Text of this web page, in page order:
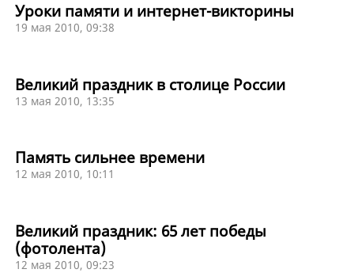
Уроки памяти и интернет-викторины
19 мая 2010, 09:38
Великий праздник в столице России
13 мая 2010, 13:35
Память сильнее времени
12 мая 2010, 10:11
Великий праздник: 65 лет победы
(фотолента)
12 мая 2010, 09:23